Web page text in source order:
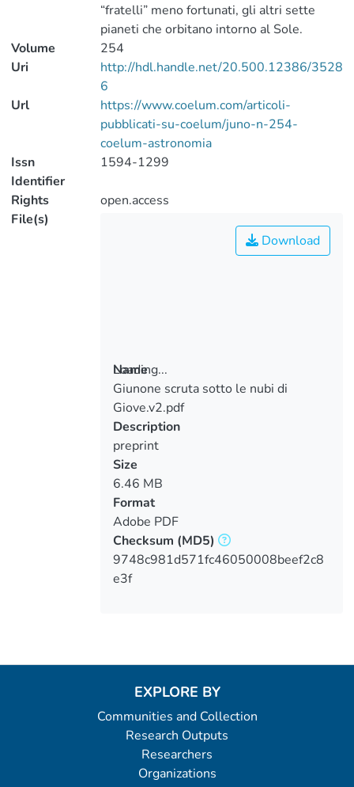
“fratelli” meno fortunati, gli altri sette
pianeti che orbitano intorno al Sole.
Volume
254
Uri
http://hdl.handle.net/20.500.12386/3528
6
Url
https://www.coelum.com/articoli-
pubblicati-su-coelum/juno-n-254-
coelum-astronomia
Issn
Identifier
1594-1299
Rights
open.access
File(s)
Loading...
Loading...
Download
Name
Giunone scruta sotto le nubi di
Giove.v2.pdf
Description
preprint
Size
6.46 MB
Format
Adobe PDF
Checksum (MD5)
9748c981d571fc46050008beef2c8
e3f
EXPLORE BY
Communities and Collection
Research Outputs
Researchers
Organizations